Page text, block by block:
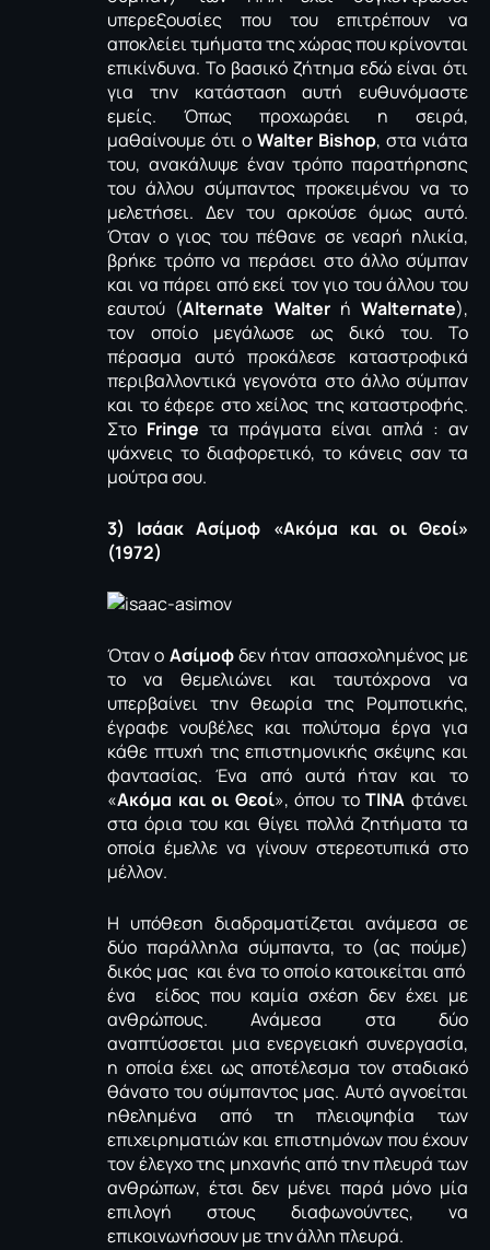
υπερεξουσίες που του επιτρέπουν να
αποκλείει τμήματα της χώρας που κρίνονται
επικίνδυνα. Το βασικό ζήτημα εδώ είναι ότι
για την κατάσταση αυτή ευθυνόμαστε
εμείς. Όπως προχωράει η σειρά,
μαθαίνουμε ότι ο Walter Bishop, στα νιάτα
του, ανακάλυψε έναν τρόπο παρατήρησης
του άλλου σύμπαντος προκειμένου να το
μελετήσει. Δεν του αρκούσε όμως αυτό.
Όταν ο γιος του πέθανε σε νεαρή ηλικία,
βρήκε τρόπο να περάσει στο άλλο σύμπαν
και να πάρει από εκεί τον γιο του άλλου του
εαυτού (Alternate Walterή Walternate),
τον οποίο μεγάλωσε ως δικό του. Το
πέρασμα αυτό προκάλεσε καταστροφικά
περιβαλλοντικά γεγονότα στο άλλο σύμπαν
και το έφερε στο χείλος της καταστροφής.
Στο Fringe τα πράγματα είναι απλά : αν
ψάχνεις το διαφορετικό, το κάνεις σαν τα
μούτρα σου.
3) Ισάακ Ασίμοφ «Ακόμα και οι Θεοί»
(1972)
Όταν ο Ασίμοφδεν ήταν απασχολημένος με
το να θεμελιώνει και ταυτόχρονα να
υπερβαίνει την θεωρία της Ρομποτικής,
έγραφε νουβέλες και πολύτομα έργα για
κάθε πτυχή της επιστημονικής σκέψης και
φαντασίας. Ένα από αυτά ήταν και το
«Ακόμα και οι Θεοί», όπου τοΤΙΝΑ φτάνει
στα όρια του και θίγει πολλά ζητήματα τα
οποία έμελλε να γίνουν στερεοτυπικά στο
μέλλον.
Η υπόθεση διαδραματίζεται ανάμεσα σε
δύο παράλληλα σύμπαντα, το (ας πούμε)
δικός μας και ένα το οποίο κατοικείται από
ένα είδος που καμία σχέση δεν έχει με
ανθρώπους. Ανάμεσα στα δύο
αναπτύσσεται μια ενεργειακή συνεργασία,
η οποία έχει ως αποτέλεσμα τον σταδιακό
θάνατο του σύμπαντος μας. Αυτό αγνοείται
ηθελημένα από τη πλειοψηφία των
επιχειρηματιών και επιστημόνων που έχουν
τον έλεγχο της μηχανής από την πλευρά των
ανθρώπων, έτσι δεν μένει παρά μόνο μία
επιλογή στους διαφωνούντες, να
επικοινωνήσουν με την άλλη πλευρά.